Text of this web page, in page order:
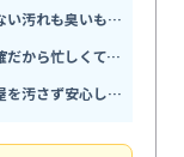
部品を外した高圧洗浄で普段届かない汚れも臭いもすっきり解消
スマホで予約完結し金額も事前明確だから忙しくても頼みやすい
作業中はしっかり養生するから部屋を汚さず安心して任せられる